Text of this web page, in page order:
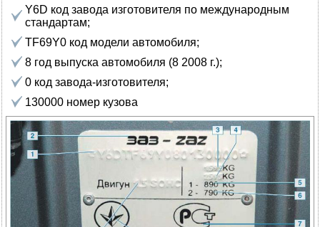
Y6D код завода изготовителя по международным
стандартам;
TF69Y0 код модели автомобиля;
8 год выпуска автомобиля (8 2008 г.);
0 код завода-изготовителя;
130000 номер кузова